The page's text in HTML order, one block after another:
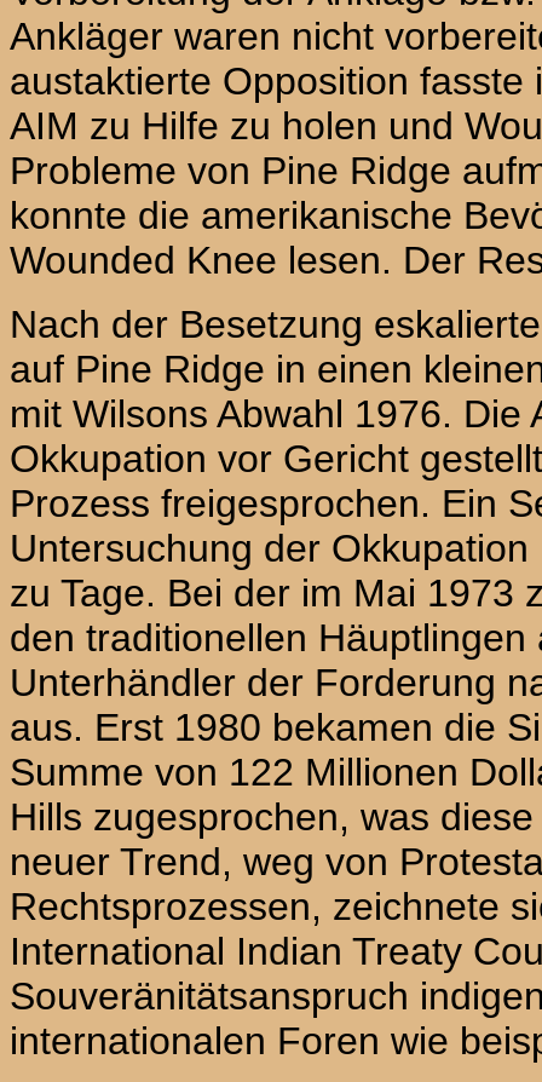
Ankläger waren nicht
austaktierte Opposition
AIM zu Hilfe zu holen und
Рrоblemе von Pine Ridge
konnte die amerikanische
Wounded Knee lesen. Der
Nach der Besetzung
auf Pine Ridge in einen
mit Wilsons Abwahl 1976. Die
Okkupation vor Gericht
Prozess freigesprochen. Ein
Untersuchung der
zu Tage. Bei der im Mai 1973
den traditionellen
Unterhändler der Forderung
aus. Erst 1980 bekamen die
Summе von 122 Millionen
Hills zugesprochen, was
neuer Trend, weg von
Rechtsprozessen, zeichnete
International Indian Treaty
Souveränitätsanspruch
internationalen Foren wie